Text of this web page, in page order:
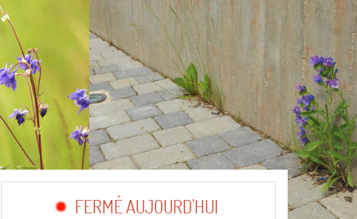
FERMÉ AUJOURD'HUI